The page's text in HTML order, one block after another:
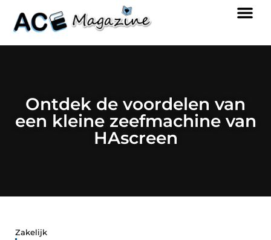
Ontdek de voordelen van
een kleine zeefmachine van
HAscreen
Zakelijk